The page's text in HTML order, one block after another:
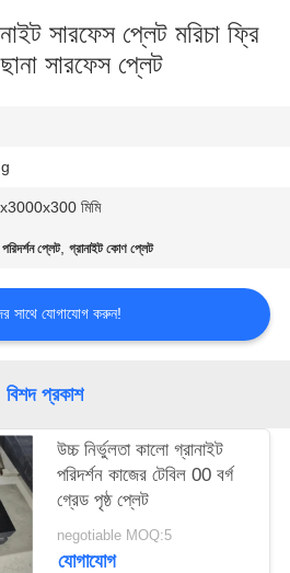
সারফেস প্লেট মরিচা ফ্রি
সারফেস প্লেট
মিমি
প্লেট,গ্রানাইট কোণ প্লেট
সাথে যোগাযোগ করুন!
বিশদ প্রকাশ
উচ্চ নির্ভুলতা কালো গ্রানাইট
পরিদর্শন কাজের টেবিল 00 বর্গ
গ্রেড পৃষ্ঠ প্লেট
negotiable MOQ:5
যোগাযোগ